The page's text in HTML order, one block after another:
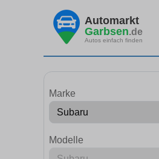
Automarkt
Garbsen.de
Autos einfach finden
Marke
Modelle